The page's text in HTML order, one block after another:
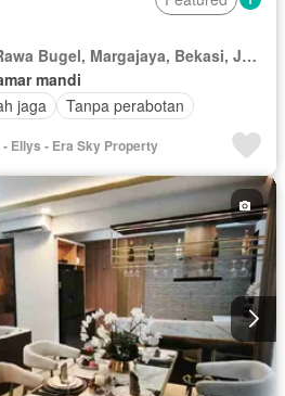
Summarecon Bekasi, Rawa Bugel, Margajaya, Bekasi, Jawa Barat
mandi
jaga Tanpa perabotan
Ellys - Era Sky Property